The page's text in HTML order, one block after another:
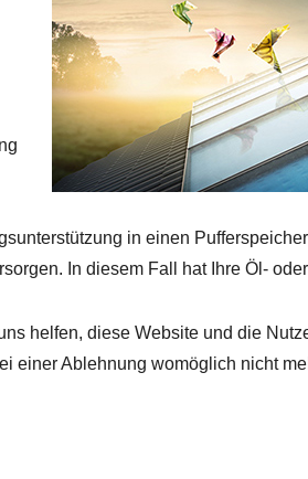
in einen
In diesem Fall hat Ihre Öl-
helfen, diese Website und die
einer Ablehnung womöglich nicht